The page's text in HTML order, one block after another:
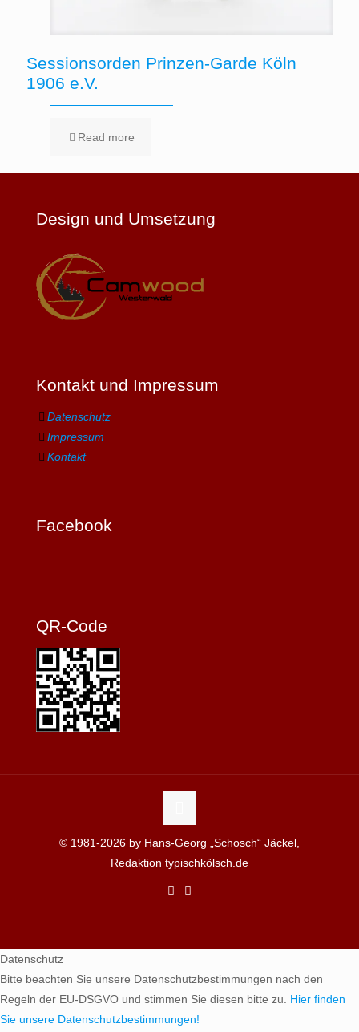
Sessionsorden Prinzen-Garde Köln
1906 e.V.
Read more
Design und Umsetzung
Kontakt und Impressum
Datenschutz
Impressum
Kontakt
Facebook
QR-Code
© 1981-2026 by Hans-Georg „Schosch“ Jäckel,
Redaktion typischkölsch.de
Datenschutz
Bitte beachten Sie unsere Datenschutzbestimmungen nach den
Regeln der EU-DSGVO und stimmen Sie diesen bitte zu. Hier finden
Sie unsere Datenschutzbestimmungen!